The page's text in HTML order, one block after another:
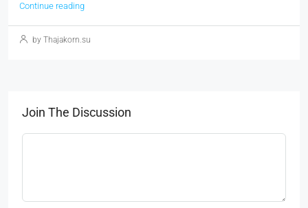
Continue reading
by Thajakorn.su
Join The Discussion